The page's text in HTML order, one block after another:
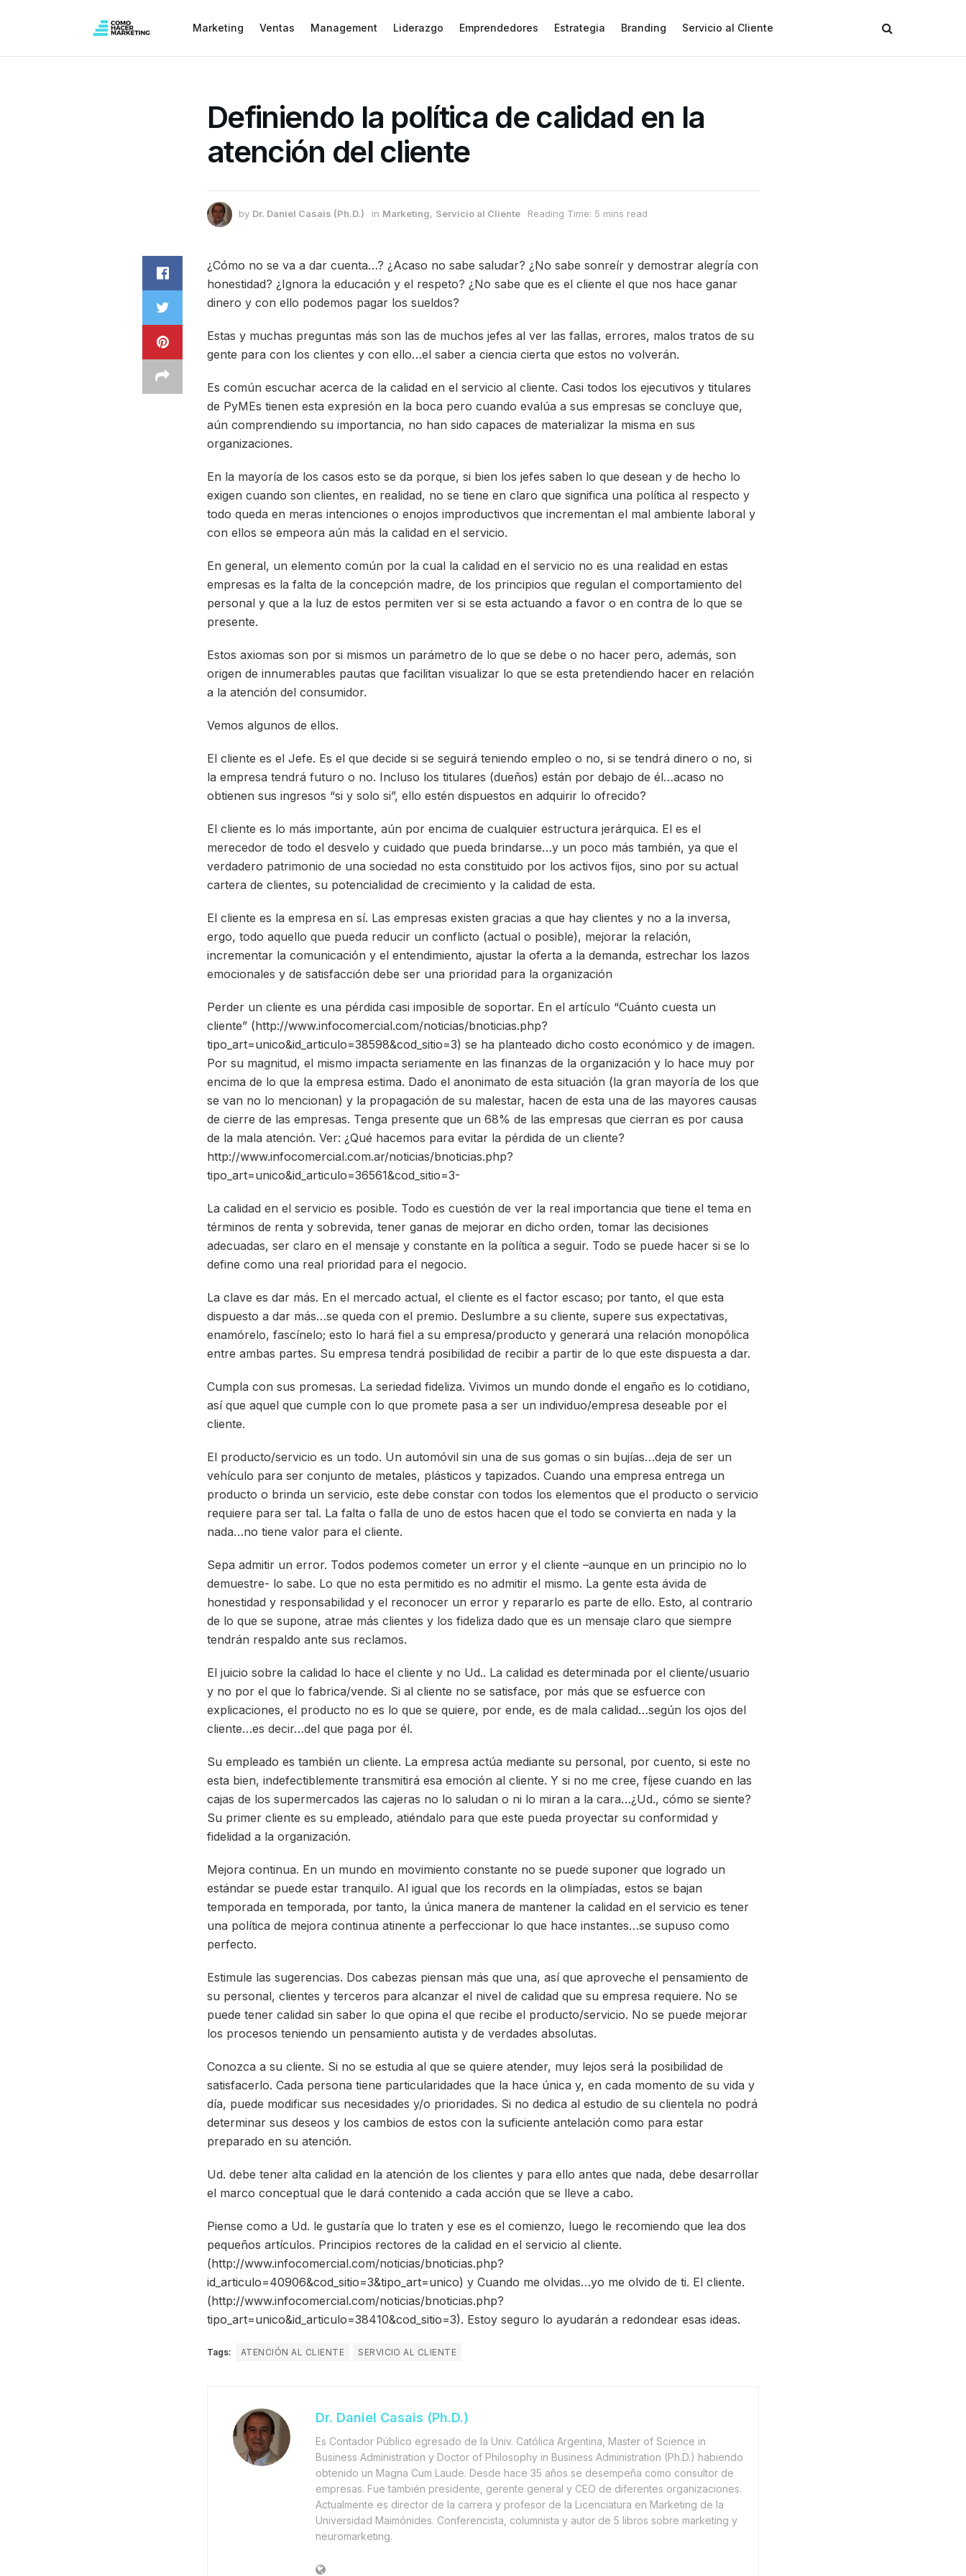
Marketing Ventas Management Liderazgo Emprendedores Estrategia Branding Servicio al Cliente
Definiendo la política de calidad en la
atención del cliente
by Dr. Daniel Casais (Ph.D.) in Marketing, Servicio al Cliente Reading Time: 5 mins read
¿Cómo no se va a dar cuenta…? ¿Acaso no sabe saludar? ¿No sabe sonreír y demostrar alegría con
honestidad? ¿Ignora la educación y el respeto? ¿No sabe que es el cliente el que nos hace ganar
dinero y con ello podemos pagar los sueldos?
Estas y muchas preguntas más son las de muchos jefes al ver las fallas, errores, malos tratos de su
gente para con los clientes y con ello…el saber a ciencia cierta que estos no volverán.
Es común escuchar acerca de la calidad en el servicio al cliente. Casi todos los ejecutivos y titulares
de PyMEs tienen esta expresión en la boca pero cuando evalúa a sus empresas se concluye que,
aún comprendiendo su importancia, no han sido capaces de materializar la misma en sus
organizaciones.
En la mayoría de los casos esto se da porque, si bien los jefes saben lo que desean y de hecho lo
exigen cuando son clientes, en realidad, no se tiene en claro que significa una política al respecto y
todo queda en meras intenciones o enojos improductivos que incrementan el mal ambiente laboral y
con ellos se empeora aún más la calidad en el servicio.
En general, un elemento común por la cual la calidad en el servicio no es una realidad en estas
empresas es la falta de la concepción madre, de los principios que regulan el comportamiento del
personal y que a la luz de estos permiten ver si se esta actuando a favor o en contra de lo que se
presente.
Estos axiomas son por si mismos un parámetro de lo que se debe o no hacer pero, además, son
origen de innumerables pautas que facilitan visualizar lo que se esta pretendiendo hacer en relación
a la atención del consumidor.
Vemos algunos de ellos.
El cliente es el Jefe. Es el que decide si se seguirá teniendo empleo o no, si se tendrá dinero o no, si
la empresa tendrá futuro o no. Incluso los titulares (dueños) están por debajo de él…acaso no
obtienen sus ingresos “si y solo si”, ello estén dispuestos en adquirir lo ofrecido?
El cliente es lo más importante, aún por encima de cualquier estructura jerárquica. El es el
merecedor de todo el desvelo y cuidado que pueda brindarse…y un poco más también, ya que el
verdadero patrimonio de una sociedad no esta constituido por los activos fijos, sino por su actual
cartera de clientes, su potencialidad de crecimiento y la calidad de esta.
El cliente es la empresa en sí. Las empresas existen gracias a que hay clientes y no a la inversa,
ergo, todo aquello que pueda reducir un conflicto (actual o posible), mejorar la relación,
incrementar la comunicación y el entendimiento, ajustar la oferta a la demanda, estrechar los lazos
emocionales y de satisfacción debe ser una prioridad para la organización
Perder un cliente es una pérdida casi imposible de soportar. En el artículo “Cuánto cuesta un
cliente” (http://www.infocomercial.com/noticias/bnoticias.php?
tipo_art=unico&id_articulo=38598&cod_sitio=3) se ha planteado dicho costo económico y de imagen.
Por su magnitud, el mismo impacta seriamente en las finanzas de la organización y lo hace muy por
encima de lo que la empresa estima. Dado el anonimato de esta situación (la gran mayoría de los que
se van no lo mencionan) y la propagación de su malestar, hacen de esta una de las mayores causas
de cierre de las empresas. Tenga presente que un 68% de las empresas que cierran es por causa
de la mala atención. Ver: ¿Qué hacemos para evitar la pérdida de un cliente?
http://www.infocomercial.com.ar/noticias/bnoticias.php?
tipo_art=unico&id_articulo=36561&cod_sitio=3-
La calidad en el servicio es posible. Todo es cuestión de ver la real importancia que tiene el tema en
términos de renta y sobrevida, tener ganas de mejorar en dicho orden, tomar las decisiones
adecuadas, ser claro en el mensaje y constante en la política a seguir. Todo se puede hacer si se lo
define como una real prioridad para el negocio.
La clave es dar más. En el mercado actual, el cliente es el factor escaso; por tanto, el que esta
dispuesto a dar más…se queda con el premio. Deslumbre a su cliente, supere sus expectativas,
enamórelo, fascínelo; esto lo hará fiel a su empresa/producto y generará una relación monopólica
entre ambas partes. Su empresa tendrá posibilidad de recibir a partir de lo que este dispuesta a dar.
Cumpla con sus promesas. La seriedad fideliza. Vivimos un mundo donde el engaño es lo cotidiano,
así que aquel que cumple con lo que promete pasa a ser un individuo/empresa deseable por el
cliente.
El producto/servicio es un todo. Un automóvil sin una de sus gomas o sin bujías…deja de ser un
vehículo para ser conjunto de metales, plásticos y tapizados. Cuando una empresa entrega un
producto o brinda un servicio, este debe constar con todos los elementos que el producto o servicio
requiere para ser tal. La falta o falla de uno de estos hacen que el todo se convierta en nada y la
nada…no tiene valor para el cliente.
Sepa admitir un error. Todos podemos cometer un error y el cliente –aunque en un principio no lo
demuestre- lo sabe. Lo que no esta permitido es no admitir el mismo. La gente esta ávida de
honestidad y responsabilidad y el reconocer un error y repararlo es parte de ello. Esto, al contrario
de lo que se supone, atrae más clientes y los fideliza dado que es un mensaje claro que siempre
tendrán respaldo ante sus reclamos.
El juicio sobre la calidad lo hace el cliente y no Ud.. La calidad es determinada por el cliente/usuario
y no por el que lo fabrica/vende. Si al cliente no se satisface, por más que se esfuerce con
explicaciones, el producto no es lo que se quiere, por ende, es de mala calidad…según los ojos del
cliente…es decir…del que paga por él.
Su empleado es también un cliente. La empresa actúa mediante su personal, por cuento, si este no
esta bien, indefectiblemente transmitirá esa emoción al cliente. Y si no me cree, fíjese cuando en las
cajas de los supermercados las cajeras no lo saludan o ni lo miran a la cara…¿Ud., cómo se siente?
Su primer cliente es su empleado, atiéndalo para que este pueda proyectar su conformidad y
fidelidad a la organización.
Mejora continua. En un mundo en movimiento constante no se puede suponer que logrado un
estándar se puede estar tranquilo. Al igual que los records en la olimpíadas, estos se bajan
temporada en temporada, por tanto, la única manera de mantener la calidad en el servicio es tener
una política de mejora continua atinente a perfeccionar lo que hace instantes…se supuso como
perfecto.
Estimule las sugerencias. Dos cabezas piensan más que una, así que aproveche el pensamiento de
su personal, clientes y terceros para alcanzar el nivel de calidad que su empresa requiere. No se
puede tener calidad sin saber lo que opina el que recibe el producto/servicio. No se puede mejorar
los procesos teniendo un pensamiento autista y de verdades absolutas.
Conozca a su cliente. Si no se estudia al que se quiere atender, muy lejos será la posibilidad de
satisfacerlo. Cada persona tiene particularidades que la hace única y, en cada momento de su vida y
día, puede modificar sus necesidades y/o prioridades. Si no dedica al estudio de su clientela no podrá
determinar sus deseos y los cambios de estos con la suficiente antelación como para estar
preparado en su atención.
Ud. debe tener alta calidad en la atención de los clientes y para ello antes que nada, debe desarrollar
el marco conceptual que le dará contenido a cada acción que se lleve a cabo.
Piense como a Ud. le gustaría que lo traten y ese es el comienzo, luego le recomiendo que lea dos
pequeños artículos. Principios rectores de la calidad en el servicio al cliente.
(http://www.infocomercial.com/noticias/bnoticias.php?
id_articulo=40906&cod_sitio=3&tipo_art=unico) y Cuando me olvidas…yo me olvido de ti. El cliente.
(http://www.infocomercial.com/noticias/bnoticias.php?
tipo_art=unico&id_articulo=38410&cod_sitio=3). Estoy seguro lo ayudarán a redondear esas ideas.
Tags: ATENCIÓN AL CLIENTE SERVICIO AL CLIENTE
Dr. Daniel Casais (Ph.D.)
Es Contador Público egresado de la Univ. Católica Argentina, Master of Science in
Business Administration y Doctor of Philosophy in Business Administration (Ph.D.) habiendo
obtenido un Magna Cum Laude. Desde hace 35 años se desempeña como consultor de
empresas. Fue también presidente, gerente general y CEO de diferentes organizaciones.
Actualmente es director de la carrera y profesor de la Licenciatura en Marketing de la
Universidad Maimónides. Conferencista, columnista y autor de 5 libros sobre marketing y
neuromarketing.